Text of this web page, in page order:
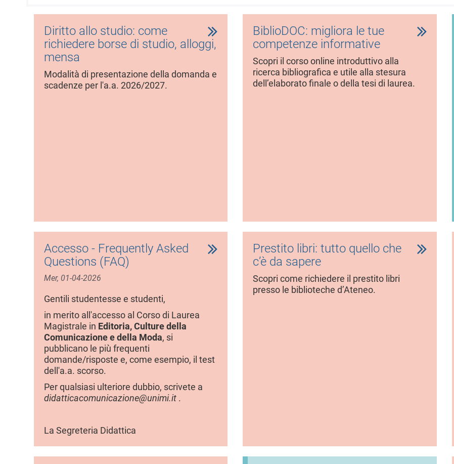
Diritto allo studio: come
richiedere borse di studio, alloggi,
mensa
Modalità di presentazione della domanda e
scadenze per l'a.a. 2026/2027.
BiblioDOC: migliora le tue
competenze informative
Scopri il corso online introduttivo alla
ricerca bibliografica e utile alla stesura
dell’elaborato finale o della tesi di laurea.
Accesso - Frequently Asked
Questions (FAQ)
Mer, 01-04-2026
Gentili studentesse e studenti,
in merito all'accesso al Corso di Laurea
Magistrale in Editoria, Culture della
Comunicazione e della Moda, si
pubblicano le più frequenti
domande/risposte e, come esempio, il test
dell'a.a. scorso.
Per qualsiasi ulteriore dubbio, scrivete a
didatticacomunicazione@unimi.it .
La Segreteria Didattica
Prestito libri: tutto quello che
c’è da sapere
Scopri come richiedere il prestito libri
presso le biblioteche d’Ateneo.